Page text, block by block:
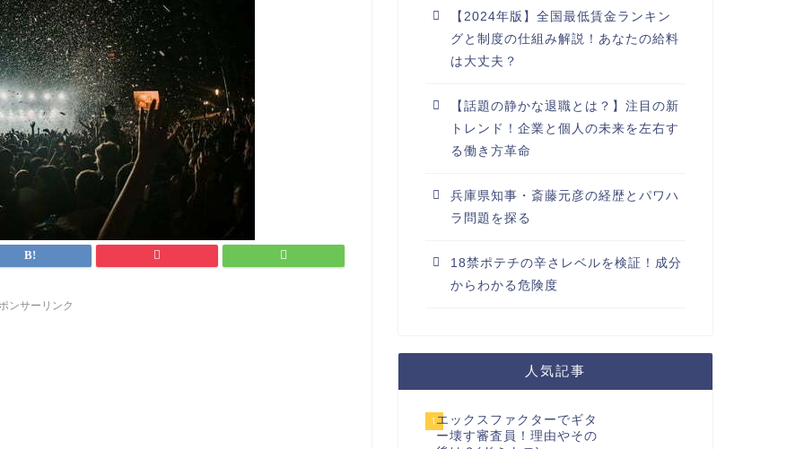
ンサーリンク
【2024年版】全国最低賃金ランキン
グと制度の仕組み解説！あなたの給料
は大丈夫？
【話題の静かな退職とは？】注目の新
トレンド！企業と個人の未来を左右す
る働き方革命
兵庫県知事・斎藤元彦の経歴とパワハ
ラ問題を探る
18禁ポテチの辛さレベルを検証！成分
からわかる危険度
人気記事
1 エックスファクターでギタ
ー壊す審査員！理由やその